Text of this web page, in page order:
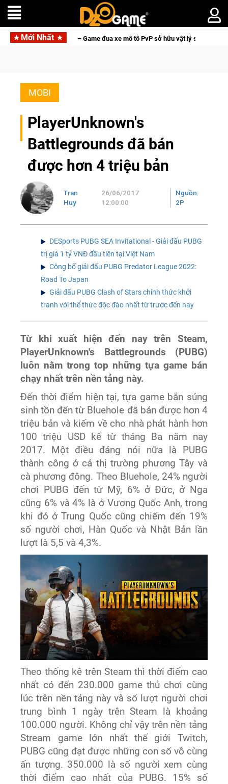
Mới Nhất
Freedom – Game đua xe mô tô PvP sở hữu vật lý siêu thực
MOBI
PlayerUnknown's
Battlegrounds đã bán
được hơn 4 triệu bản
Tran
Huy
26/06/2017
12:00:00
Nguồn:
2P
DESports PUBG SEA Invitational - Giải đấu PUBG
trị giá 1 tỷ VNĐ đầu tiên tại Việt Nam
Công bố giải đấu PUBG Predator League 2022:
Road To Japan
Giải đấu PUBG Clash of Stars chính thức khởi
tranh với thể thức độc đáo nhất từ trước đến nay
Từ khi xuất hiện đến nay trên Steam,
PlayerUnknown's Battlegrounds (PUBG)
luôn nằm trong top những tựa game bán
chạy nhất trên nền tảng này.
Đến thời điểm hiện tại, tựa game bắn súng
sinh tồn đến từ Bluehole đã bán được hơn 4
triệu bản và kiếm về cho nhà phát hành hơn
100 triệu USD kể từ tháng Ba năm nay
2017. Một điều đáng nói nữa là PUBG
thành công ở cả thị trường phương Tây và
cà phương đông. Theo Bluehole, 24% người
chơi PUBG đến từ Mỹ, 6% ở Đức, ở Nga
cũng 6% và 4% là ở Vương Quốc Anh, trong
khi đó ở Trung Quốc cũng chiếm đến 19%
số người chơi, Hàn Quốc và Nhật Bản lần
lượt là 5,5 và 4,3%.
Theo thống kê trên Steam thì thời điểm cao
nhất có đến 230.000 game thủ chơi cùng
lúc trên nền tảng này và số lượt người chơi
trung bình 1 ngày trên Steam là khoảng
100.000 người. Không chỉ vậy trên nền tảng
Stream game lớn nhất thế giới Twitch,
PUBG cũng đạt được những con số vô cùng
ấn tượng. 350.000 là số người xem cùng
thời điểm cao nhất của PUBG. 15% số